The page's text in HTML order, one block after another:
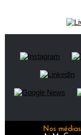
Nos médias